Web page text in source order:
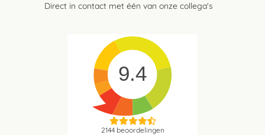
Direct in contact met één van onze collega's
9.4
2144beoordelingen